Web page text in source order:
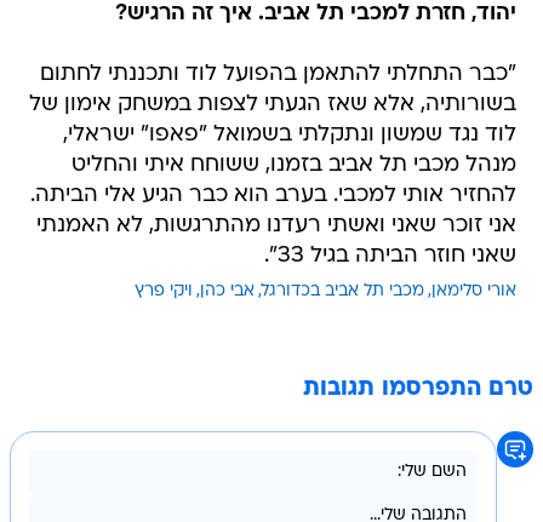
"כבר התחלתי להתאמן בהפועל לוד ותכננתי לחתום
לוד נגד שמשון ונתקלתי בשמואל "פאפו" ישראלי,
מנהל מכבי תל אביב בזמנו, ששוחח איתי והחליט
להחזיר אותי למכבי. בערב הוא כבר הגיע אלי הביתה.
אני זוכר שאני ואשתי רעדנו מהתרגשות, לא האמנתי
שאני חוזר הביתה בגיל 33".
אורי סלימאן מכבי תל אביב בכדורגל אבי כהן ויקי פרץ